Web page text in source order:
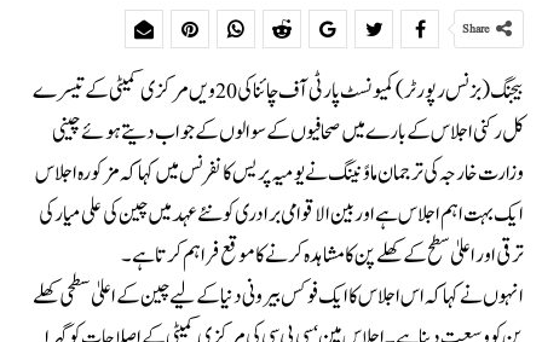
Share
بیجنگ (بزنس رپورٹر) کمیونسٹ پارٹی آف چائنا کی 20ویں مرکزی کمیٹی کے تیسرے
کل رکنی اجلاس کے بارے میں صحافیوں کے سوالوں کے جواب دیتے ہوئے چینی
وزارت خارجہ کی ترجمان ماوً نینگ نے یومیہ پریس کانفرنس میں کہا کہ مزکورہ اجلاس
ایک بہت اہم اجلاس ہے اور بین الاقوامی برادری کو نئے عہد میں چین کی علی میار کی
ترقی اور اعلیٰ سطح کے کھلے پن کا مشاہدہ کرنے کا موقع فراہم کرتا ہے۔
انہوں نے کہا کہ اس اجلاس کا ایک فوکس بیرونی دنیا کے لیے چین کے اعلیٰ سطحی کھلے